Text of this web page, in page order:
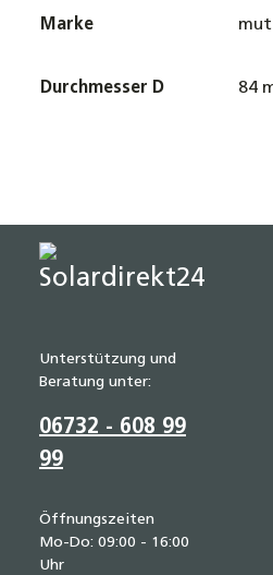
Marke mut
Durchmesser D 84
Unterstützung und
Beratung unter:
06732 - 608 99
99
Öffnungszeiten
Mo-Do: 09:00 - 16:00
Uhr